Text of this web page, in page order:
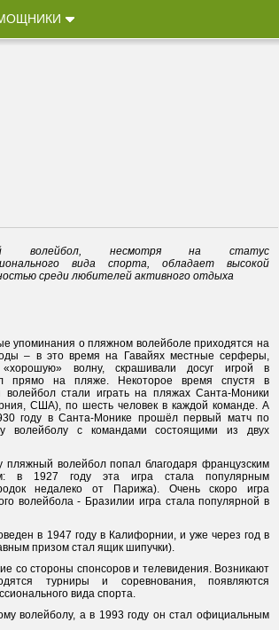
волейбол, несмотря на статус
вида спорта, обладает высокой
среди любителей активного отдыха
упоминания о пляжном волейболе приходятся на
– в это время на Гавайях местные серферы,
волну, скрашивали досуг игрой в
прямо на пляже. Некоторое время спустя в
волейбол стали играть на пляжах Санта-Моники
США), по шесть человек в каждой команде. А
году в Санта-Монике прошёл первый матч по
волейболу с командами состоящими из двух
пляжный волейбол попал благодаря французским
в 1927 году эта игра стала популярным
недалеко от Парижа). Очень скоро игра
волейбола - Бразилии игра стала популярной в
в 1947 году в Калифорнии, и уже через год в
призом стал ящик шипучки).
со стороны спонсоров и телевидения. Возникают
турниры и соревнования, появляются
вида спорта.
волейболу, а в 1993 году он стал официальным